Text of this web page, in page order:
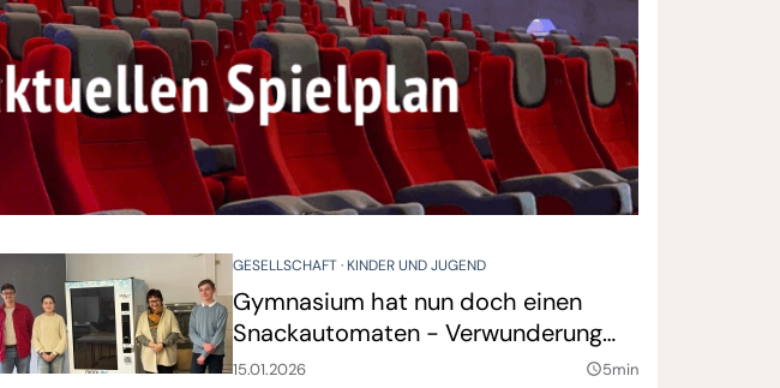
GESELLSCHAFT KINDER UND JUGEND
Gymnasium hat nun doch einen
Snackautomaten - Verwunderung
über Wahl des Anbieters
15.01.2026 query_builder5min